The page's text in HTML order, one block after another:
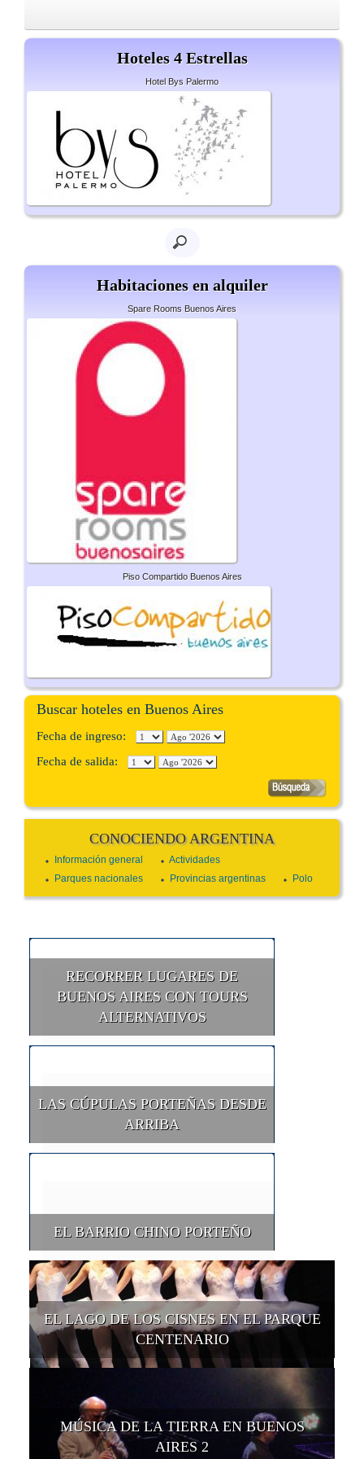
Hoteles 4 Estrellas
Hotel Bys Palermo
Habitaciones en alquiler
Spare Rooms Buenos Aires
Piso Compartido Buenos Aires
Buscar hoteles en Buenos Aires
Fecha de ingreso:
Fecha de salida:
CONOCIENDO ARGENTINA
Información general
Actividades
Parques nacionales
Provincias argentinas Polo
RECORRER LUGARES DE
BUENOS AIRES CON TOURS
ALTERNATIVOS
LAS CÚPULAS PORTEÑAS DESDE
ARRIBA
EL BARRIO CHINO PORTEÑO
EL LAGO DE LOS CISNES EN EL PARQUE
CENTENARIO
MÚSICA DE LA TIERRA EN BUENOS
AIRES 2